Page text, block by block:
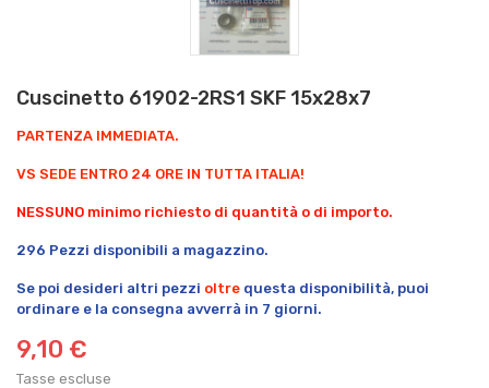
Cuscinetto 61902-2RS1 SKF 15x28x7
PARTENZA IMMEDIATA.
VS SEDE ENTRO 24 ORE IN TUTTA ITALIA!
NESSUNO minimo richiesto di quantità o di importo.
296 Pezzi disponibili a magazzino.
Se poi desideri altri pezzi oltre questa disponibilità, puoi
ordinare e la consegna avverrà in 7 giorni.
9,10 €
Tasse escluse